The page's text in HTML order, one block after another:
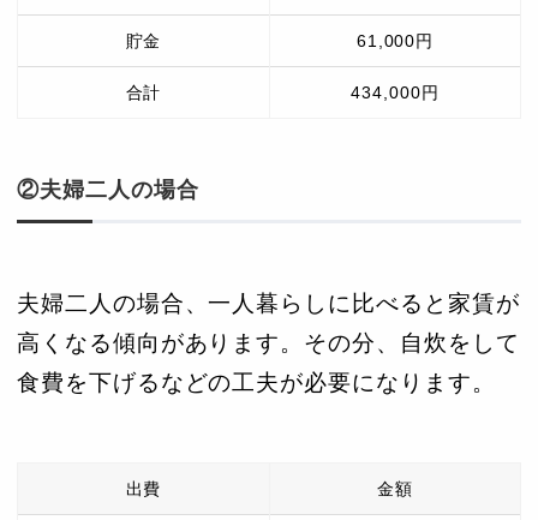
貯金 61,000円
合計 434,000円
②夫婦二人の場合
夫婦二人の場合、一人暮らしに比べると家賃が
高くなる傾向があります。その分、自炊をして
食費を下げるなどの工夫が必要になります。
出費 金額